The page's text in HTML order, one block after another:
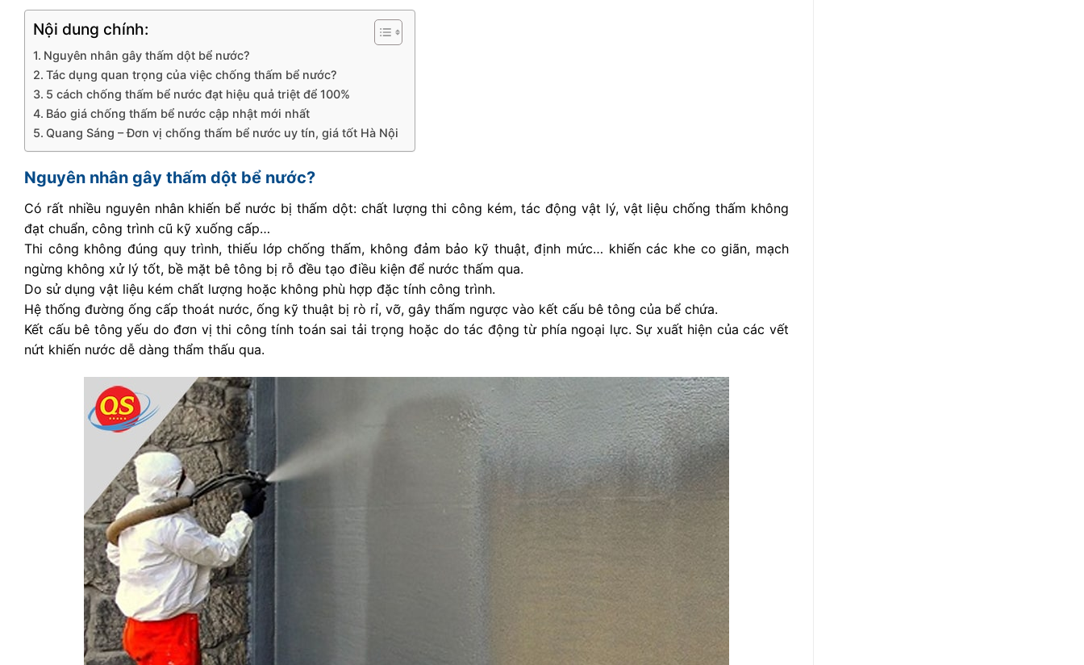
Nội dung chính:
Nguyên nhân gây thấm dột bể nước?
Tác dụng quan trọng của việc chống thấm bể nước?
5 cách chống thấm bể nước đạt hiệu quả triệt để 100%
Báo giá chống thấm bể nước cập nhật mới nhất
Quang Sáng – Đơn vị chống thấm bể nước uy tín, giá tốt Hà Nội
Nguyên nhân gây thấm dột bể nước?
Có rất nhiều nguyên nhân khiến bể nước bị thấm dột: chất lượng thi công kém, tác động vật lý, vật liệu chống thấm không
đạt chuẩn, công trình cũ kỹ xuống cấp…
Thi công không đúng quy trình, thiếu lớp chống thấm, không đảm bảo kỹ thuật, định mức… khiến các khe co giãn, mạch
ngừng không xử lý tốt, bề mặt bê tông bị rỗ đều tạo điều kiện để nước thấm qua.
Do sử dụng vật liệu kém chất lượng hoặc không phù hợp đặc tính công trình.
Hệ thống đường ống cấp thoát nước, ống kỹ thuật bị rò rỉ, vỡ, gây thấm ngược vào kết cấu bê tông của bể chứa.
Kết cấu bê tông yếu do đơn vị thi công tính toán sai tải trọng hoặc do tác động từ phía ngoại lực. Sự xuất hiện của các vết
nứt khiến nước dễ dàng thẩm thấu qua.